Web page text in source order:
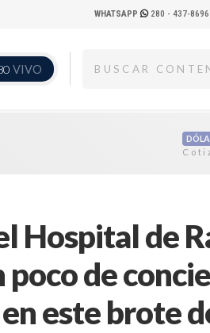
WHATSAPP 280 - 437-8696
VIVO
Hospital de
de
este brote